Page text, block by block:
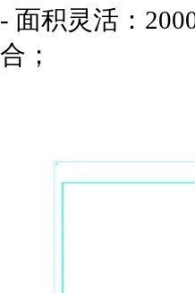
- 面积灵活：
合；